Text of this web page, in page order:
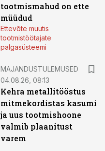
tootmismahud on ette
müüdud
Ettevõte muutis
tootmistöötajate
palgasüsteemi
MAJANDUSTULEMUSED
04.08.26, 08:13
Kehra metallitööstus
mitmekordistas kasumi
ja uus tootmishoone
valmib plaanitust
varem